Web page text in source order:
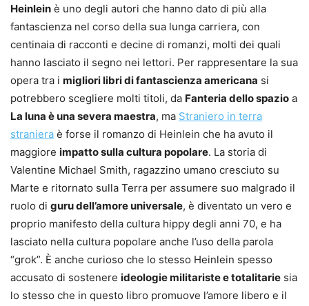
Heinlein è uno degli autori che hanno dato di più alla
fantascienza nel corso della sua lunga carriera, con
centinaia di racconti e decine di romanzi, molti dei quali
hanno lasciato il segno nei lettori. Per rappresentare la sua
opera tra i migliori libri di fantascienza americana si
potrebbero scegliere molti titoli, da Fanteria dello spazio a
La luna è una severa maestra, ma Straniero in terra
straniera è forse il romanzo di Heinlein che ha avuto il
maggiore impatto sulla cultura popolare. La storia di
Valentine Michael Smith, ragazzino umano cresciuto su
Marte e ritornato sulla Terra per assumere suo malgrado il
ruolo di guru dell’amore universale, è diventato un vero e
proprio manifesto della cultura hippy degli anni 70, e ha
lasciato nella cultura popolare anche l’uso della parola
“grok”. È anche curioso che lo stesso Heinlein spesso
accusato di sostenere ideologie militariste e totalitarie sia
lo stesso che in questo libro promuove l’amore libero e il